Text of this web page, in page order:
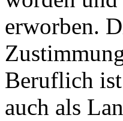
erworben.
Beruflich
auch als